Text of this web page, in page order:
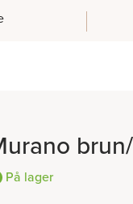
På lager